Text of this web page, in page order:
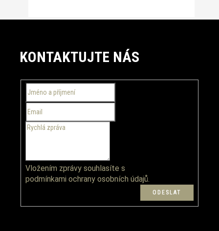
KONTAKTUJTE NÁS
Vložením zprávy souhlasíte s
podmínkami ochrany osobních údajů.